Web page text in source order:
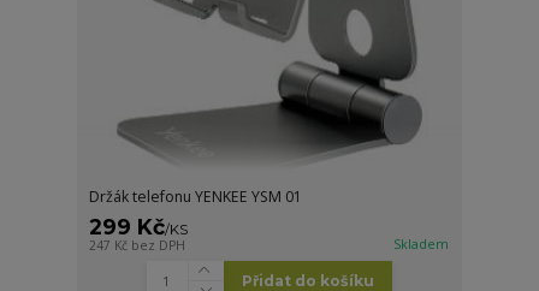
Držák telefonu YENKEE YSM 01
299 Kč/KS
247 Kč bez DPH Skladem
Přidat do košíku